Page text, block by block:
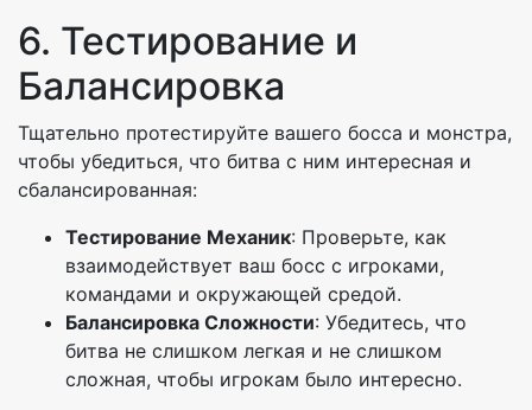
6. Тестирование и
Балансировка
Тщательно протестируйте вашего босса и монстра,
чтобы убедиться, что битва с ним интересная и
сбалансированная:
Тестирование Механик: Проверьте, как
взаимодействует ваш босс с игроками,
командами и окружающей средой.
Балансировка Сложности: Убедитесь, что
битва не слишком легкая и не слишком
сложная, чтобы игрокам было интересно.